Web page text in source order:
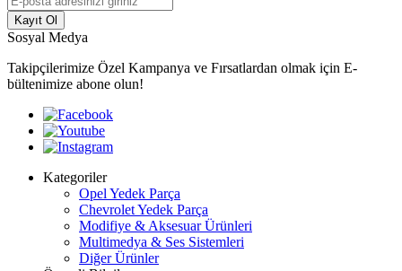
Kayıt Ol
Sosyal Medya
Takipçilerimize Özel Kampanya ve Fırsatlardan olmak için E-
bültenimize abone olun!
Kategoriler
Opel Yedek Parça
Chevrolet Yedek Parça
Modifiye & Aksesuar Ürünleri
Multimedya & Ses Sistemleri
Diğer Ürünler